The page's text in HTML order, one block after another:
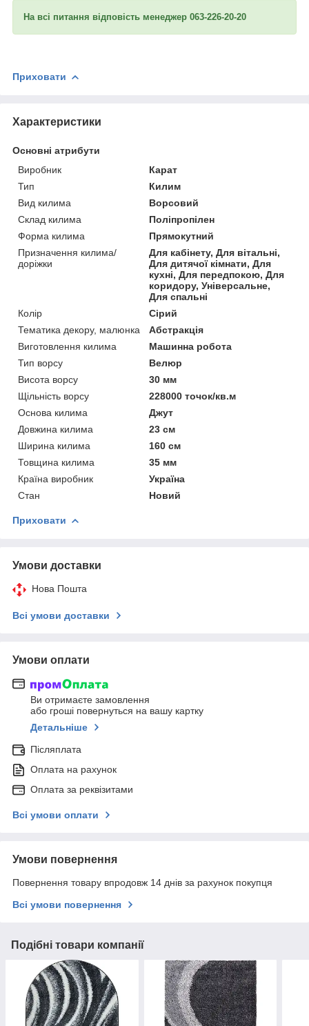
На всі питання відповість менеджер 063-226-20-20
Приховати
Характеристики
Основні атрибути
Виробник
Карат
Тип
Килим
Вид килима
Ворсовий
Склад килима
Поліпропілен
Форма килима
Прямокутний
Призначення килима/
доріжки
Для кабінету, Для вітальні,
Для дитячої кімнати, Для
кухні, Для передпокою, Для
коридору, Універсальне,
Для спальні
Колір
Сірий
Тематика декору, малюнка
Абстракція
Виготовлення килима
Машинна робота
Тип ворсу
Велюр
Висота ворсу
30 мм
Щільність ворсу
228000 точок/кв.м
Основа килима
Джут
Довжина килима
23 см
Ширина килима
160 см
Товщина килима
35 мм
Країна виробник
Україна
Стан
Новий
Приховати
Умови доставки
Нова Пошта
Всі умови доставки
Умови оплати
Ви отримаєте замовлення
або гроші повернуться на вашу картку
Детальніше
Післяплата
Оплата на рахунок
Оплата за реквізитами
Всі умови оплати
Умови повернення
Повернення товару впродовж 14 днів за рахунок покупця
Всі умови повернення
Подібні товари компанії